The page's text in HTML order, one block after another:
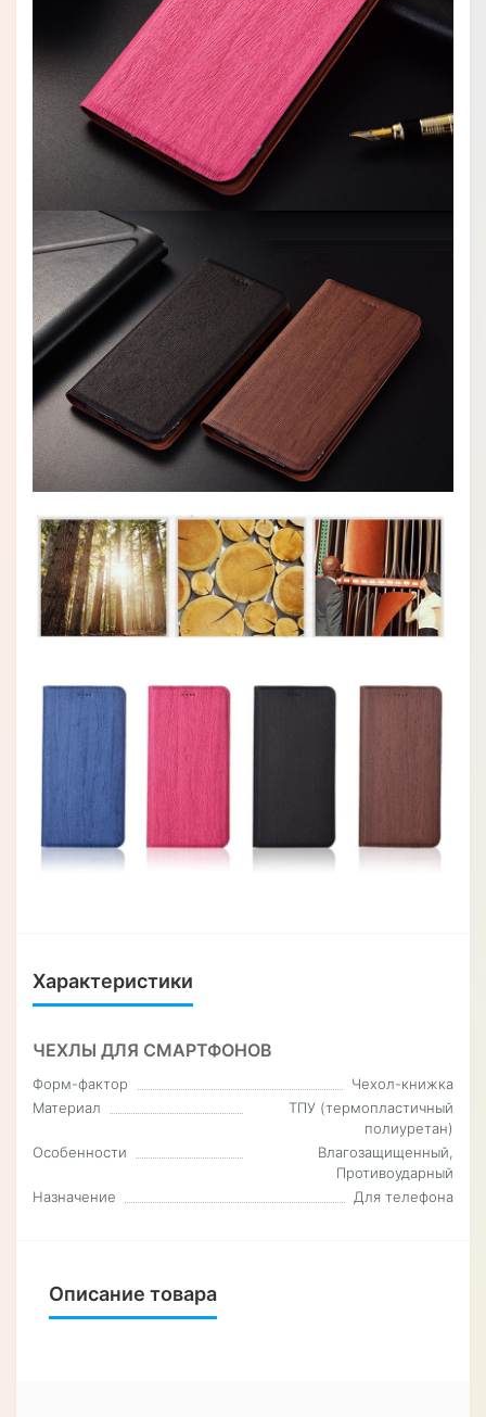
Характеристики
ЧЕХЛЫ ДЛЯ СМАРТФОНОВ
Форм-фактор
Чехол-книжка
Материал
ТПУ (термопластичный
полиуретан)
Особенности
Влагозащищенный,
Противоударный
Назначение
Для телефона
Описание товара